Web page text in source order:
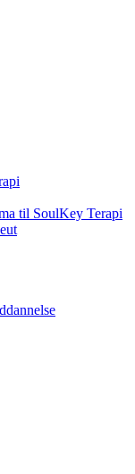
til SoulKey Terapi